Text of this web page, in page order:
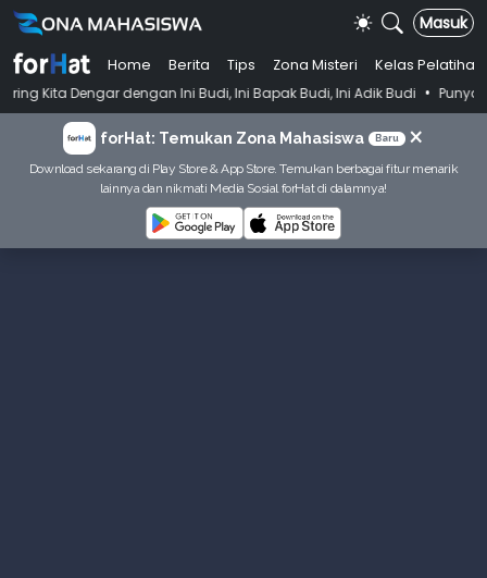
Masuk
Home Berita Tips Zona Misteri
Kelas Pelatihan
dengan Ini Budi, Ini Bapak Budi, Ini Adik Budi • Punya Tujuan
forHat: Temukan Zona Mahasiswa Baru ×
Download sekarang di Play Store & App Store. Temukan berbagai fitur menarik
lainnya dan nikmati Media Sosial forHat di dalamnya!